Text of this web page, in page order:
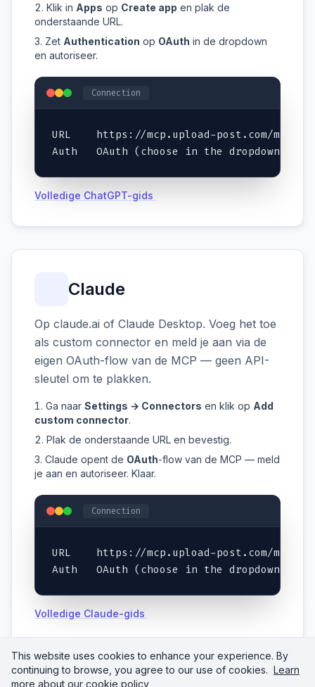
Klik in Apps op Create app en plak de
onderstaande URL.
Zet Authentication op OAuth in de dropdown
en autoriseer.
Connection
URL    https://mcp.upload-post.com/mcp
Auth   OAuth (choose in the dropdown)
Volledige ChatGPT-gids
Claude
Op claude.ai of Claude Desktop. Voeg het toe
als custom connector en meld je aan via de
eigen OAuth-flow van de MCP — geen API-
sleutel om te plakken.
Ga naar Settings → Connectors en klik op Add
custom connector.
Plak de onderstaande URL en bevestig.
Claude opent de OAuth-flow van de MCP — meld
je aan en autoriseer. Klaar.
Connection
URL    https://mcp.upload-post.com/mcp
Auth   OAuth (choose in the dropdown)
Volledige Claude-gids
This website uses cookies to enhance your experience. By
continuing to browse, you agree to our use of cookies. Learn
more about our cookie policy